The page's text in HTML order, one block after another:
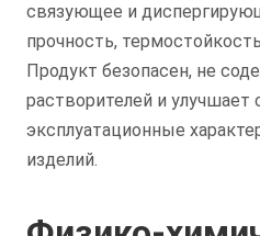
связующее и
прочность,
Продукт безопасен, не
растворителей и улучшает
эксплуатационные
изделий.